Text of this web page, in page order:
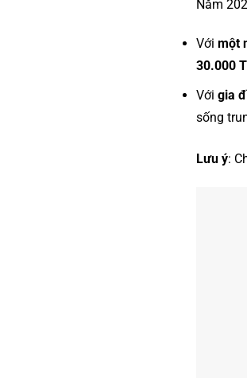
Năm
Với một
30.000
Với gia
sống
Lưu ý: